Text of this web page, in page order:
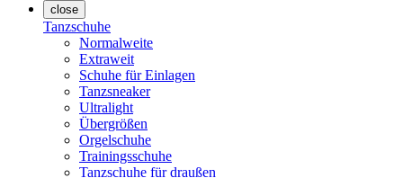
close
Tanzschuhe
Normalweite
Extraweit
Schuhe für Einlagen
Tanzsneaker
Ultralight
Übergrößen
Orgelschuhe
Trainingsschuhe
Tanzschuhe für draußen